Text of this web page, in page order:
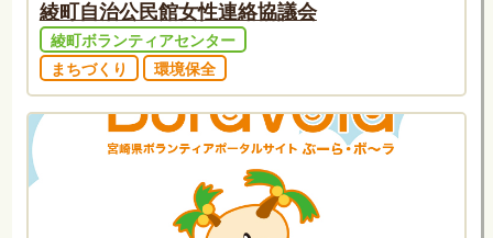
綾町自治公民館女性連絡協議会
綾町ボランティアセンター
まちづくり
環境保全